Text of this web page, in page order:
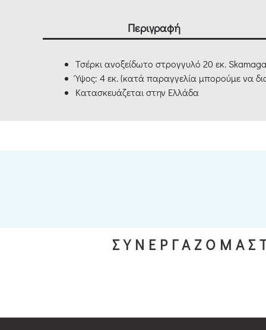
Περιγραφή
Τσέρκι ανοξείδωτο στρογγυλό 20 εκ.
Ύψος: 4 εκ. (κατά παραγγελία μπορούμε να
Κατασκευάζεται στην Ελλάδα